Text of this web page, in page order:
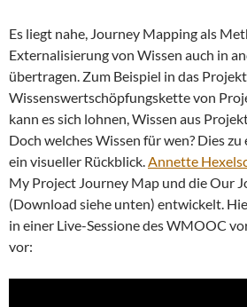
Es liegt nahe, Journey Mapping als
Externalisierung von Wissen auch in
übertragen. Zum Beispiel in das
Wissenswertschöpfungskette von
kann es sich lohnen, Wissen aus
Doch welches Wissen für wen? Dies
ein visueller Rückblick. Annette
My Project Journey Map und die Our
(Download siehe unten) entwickelt.
in einer Live-Sessione des WMOOC
vor: